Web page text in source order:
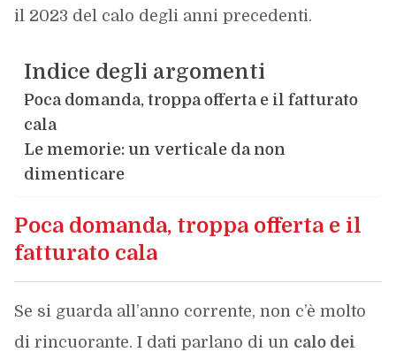
il 2023 del calo degli anni precedenti.
Indice degli argomenti
Poca domanda, troppa offerta e il fatturato
cala
Le memorie: un verticale da non
dimenticare
Poca domanda, troppa offerta e il
fatturato cala
Se si guarda all’anno corrente, non c’è molto
di rincuorante. I dati parlano di un calo dei